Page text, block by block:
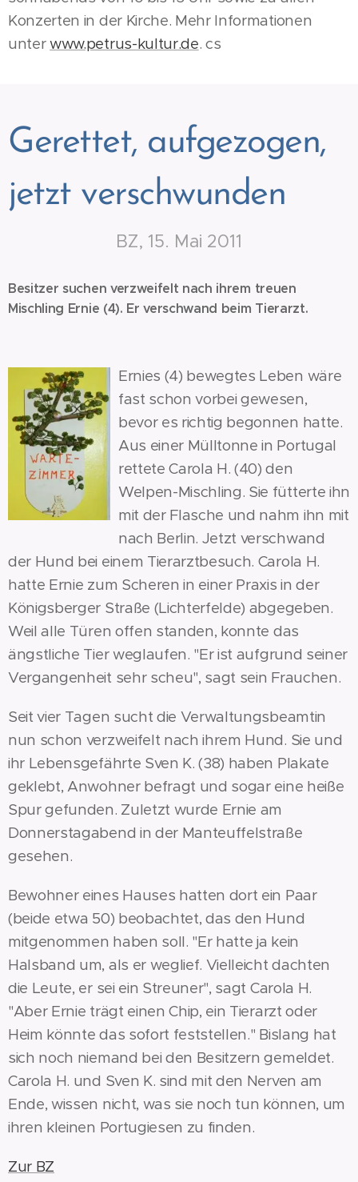
Konzerten in der Kirche. Mehr Informationen
unterwww.petrus-kultur.de. cs
Gerettet, aufgezogen,
jetzt verschwunden
BZ, 15. Mai 2011
Besitzer suchen verzweifelt nach ihrem treuen
Mischling Ernie (4). Er verschwand beim Tierarzt.
Ernies (4) bewegtes Leben wäre
fast schon vorbei gewesen,
bevor es richtig begonnen hatte.
Aus einer Mülltonne in Portugal
rettete Carola H. (40) den
Welpen-Mischling. Sie fütterte ihn
mit der Flasche und nahm ihn mit
nach Berlin. Jetzt verschwand
der Hund bei einem Tierarztbesuch. Carola H.
hatte Ernie zum Scheren in einer Praxis in der
Königsberger Straße (Lichterfelde) abgegeben.
Weil alle Türen offen standen, konnte das
ängstliche Tier weglaufen. "Er ist aufgrund seiner
Vergangenheit sehr scheu", sagt sein Frauchen.
Seit vier Tagen sucht die Verwaltungsbeamtin
nun schon verzweifelt nach ihrem Hund. Sie und
ihr Lebensgefährte Sven K. (38) haben Plakate
geklebt, Anwohner befragt und sogar eine heiße
Spur gefunden. Zuletzt wurde Ernie am
Donnerstagabend in der Manteuffelstraße
gesehen.
Bewohner eines Hauses hatten dort ein Paar
(beide etwa 50) beobachtet, das den Hund
mitgenommen haben soll. "Er hatte ja kein
Halsband um, als er weglief. Vielleicht dachten
die Leute, er sei ein Streuner", sagt Carola H.
"Aber Ernie trägt einen Chip, ein Tierarzt oder
Heim könnte das sofort feststellen." Bislang hat
sich noch niemand bei den Besitzern gemeldet.
Carola H. und Sven K. sind mit den Nerven am
Ende, wissen nicht, was sie noch tun können, um
ihren kleinen Portugiesen zu finden.
Zur BZ